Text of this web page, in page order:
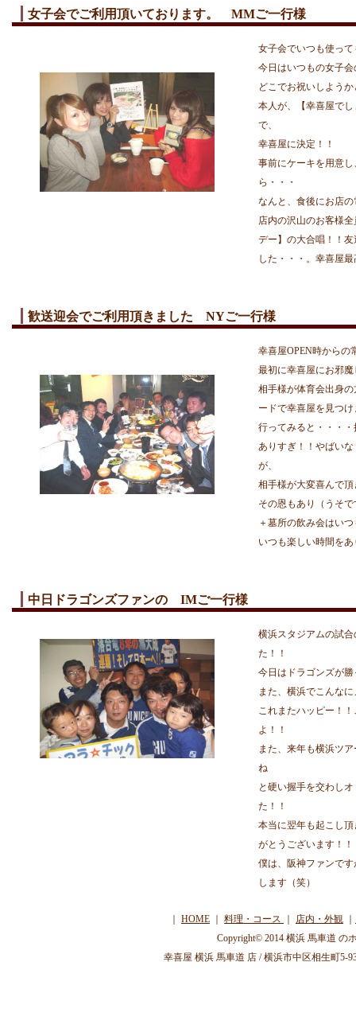
女子会でご利用頂いております。 MMご一行様
女子会でいつも使っ
今日はいつもの女子
どこでお祝いしよう
本人が、【幸喜屋で
で、
幸喜屋に決定！！
事前にケーキを用意
ら・・・
なんと、食後にお店
店内の沢山のお客様
デー】の大合唱！！
した・・・。幸喜屋
歓送迎会でご利用頂きました NYご一行様
幸喜屋OPEN時からの
最初に幸喜屋にお邪
相手様が体育会出身
ードで幸喜屋を見つ
行ってみると・・・
ありすぎ！！やばい
が、
相手様が大変喜んで
その恩もあり（うそ
＋墓所の飲み会はい
いつも楽しい時間を
中日ドラゴンズファンの IMご一行様
横浜スタジアムの試
た！！
今日はドラゴンズが
また、横浜でこんな
これまたハッピー！
よ！！
また、来年も横浜ツ
ね
と硬い握手を交わし
た！！
本当に翌年も起こし
がとうございます！！
僕は、阪神ファンで
します（笑）
HOME 料理・コース 店内・外観
Copyright© 2014 横浜 馬車道 の
幸喜屋 横浜 馬車道 店 / 横浜市中区相生町5-